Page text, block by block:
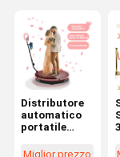
Distributore
automatico
portatile
della foto di
Miglior prezzo